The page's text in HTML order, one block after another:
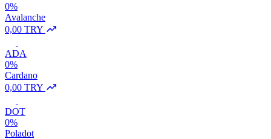
0%
Avalanche
0,00 TRY
ADA
0%
Cardano
0,00 TRY
DOT
0%
Poladot